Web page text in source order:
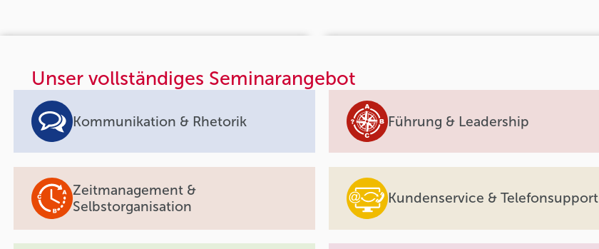
Unser vollständiges Seminarangebot
Kommunikation & Rhetorik Führung & Leadership
Zeitmanagement &
Selbstorganisation
Kundenservice & Telefonsupport